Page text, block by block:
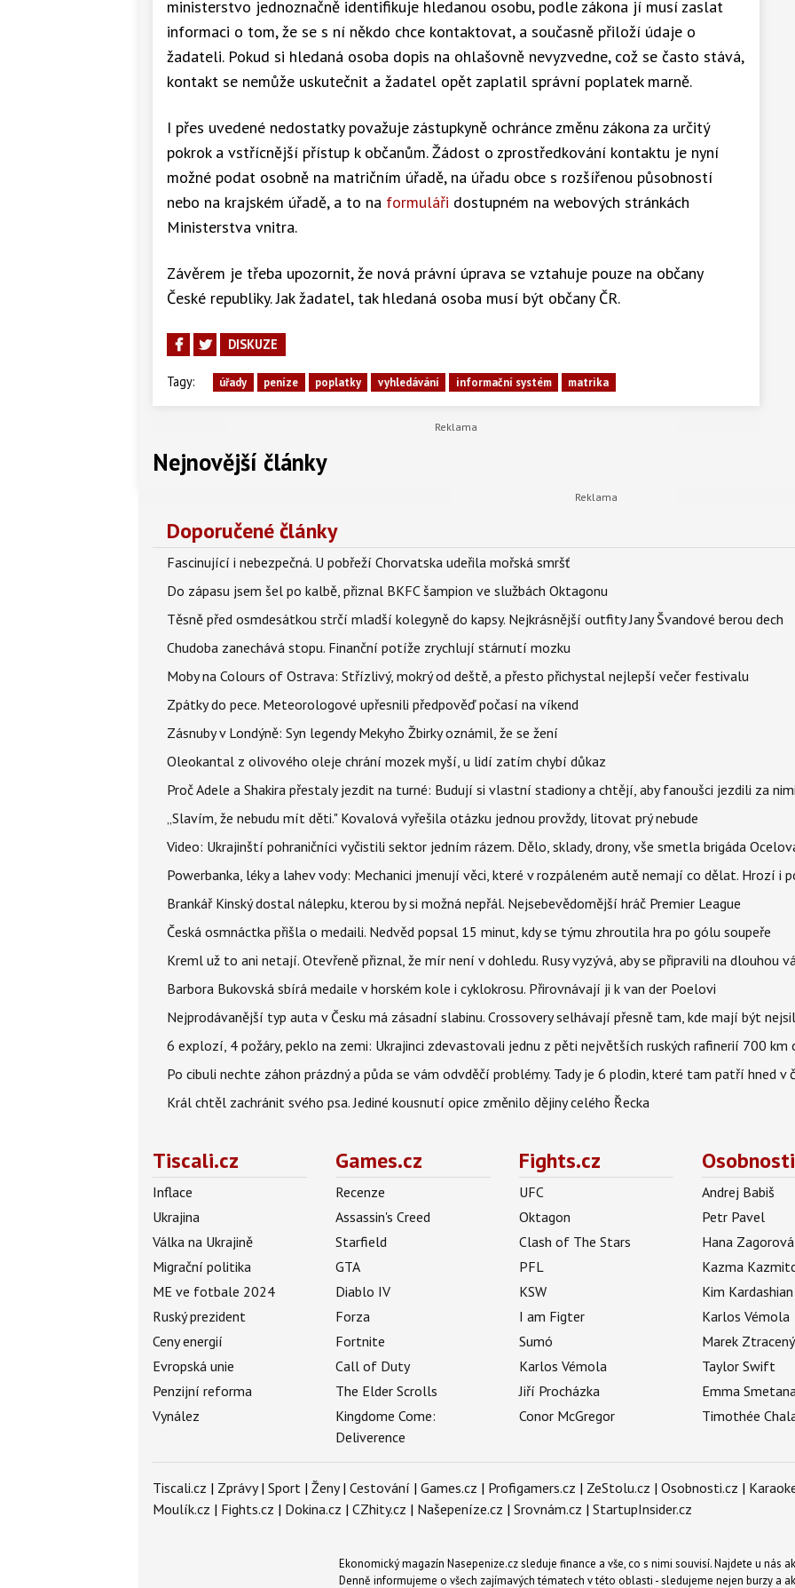
ministerstvo jednoznačně identifikuje hledanou osobu, podle zákona jí musí zaslat
informaci o tom, že se s ní někdo chce kontaktovat, a současně přiloží údaje o
žadateli. Pokud si hledaná osoba dopis na ohlašovně nevyzvedne, což se často stává,
kontakt se nemůže uskutečnit a žadatel opět zaplatil správní poplatek marně.
I přes uvedené nedostatky považuje zástupkyně ochránce změnu zákona za určitý
pokrok a vstřícnější přístup k občanům. Žádost o zprostředkování kontaktu je nyní
možné podat osobně na matričním úřadě, na úřadu obce s rozšířenou působností
nebo na krajském úřadě, a to na formuláři dostupném na webových stránkách
Ministerstva vnitra.
Závěrem je třeba upozornit, že nová právní úprava se vztahuje pouze na občany
České republiky. Jak žadatel, tak hledaná osoba musí být občany ČR.
DISKUZE
Tagy: úřady peníze poplatky vyhledávání informační systém matrika
Nejnovější články
Doporučené články
Fascinující i nebezpečná. U pobřeží Chorvatska udeřila mořská smršť
Do zápasu jsem šel po kalbě, přiznal BKFC šampion ve službách Oktagonu
Těsně před osmdesátkou strčí mladší kolegyně do kapsy. Nejkrásnější outfity Jany Švandové berou dech
Chudoba zanechává stopu. Finanční potíže zrychlují stárnutí mozku
Moby na Colours of Ostrava: Střízlivý, mokrý od deště, a přesto přichystal nejlepší večer festivalu
Zpátky do pece. Meteorologové upřesnili předpověď počasí na víkend
Zásnuby v Londýně: Syn legendy Mekyho Žbirky oznámil, že se žení
Oleokantal z olivového oleje chrání mozek myší, u lidí zatím chybí důkaz
Proč Adele a Shakira přestaly jezdit na turné: Budují si vlastní stadiony a chtějí, aby fanoušci jezdili za
„Slavím, že nebudu mít děti." Kovalová vyřešila otázku jednou provždy, litovat prý nebude
Video: Ukrajinští pohraničníci vyčistili sektor jedním rázem. Dělo, sklady, drony, vše smetla brigáda
Powerbanka, léky a lahev vody: Mechanici jmenují věci, které v rozpáleném autě nemají co dělat. Hrozí i
Brankář Kinský dostal nálepku, kterou by si možná nepřál. Nejsebevědomější hráč Premier League
Česká osmnáctka přišla o medaili. Nedvěd popsal 15 minut, kdy se týmu zhroutila hra po gólu soupeře
Kreml už to ani netají. Otevřeně přiznal, že mír není v dohledu. Rusy vyzývá, aby se připravili na dlouhou
Barbora Bukovská sbírá medaile v horském kole i cyklokrosu. Přirovnávají ji k van der Poelovi
Nejprodávanější typ auta v Česku má zásadní slabinu. Crossovery selhávají přesně tam, kde mají být
6 explozí, 4 požáry, peklo na zemi: Ukrajinci zdevastovali jednu z pěti největších ruských rafinerií 700 km
Po cibuli nechte záhon prázdný a půda se vám odvděčí problémy. Tady je 6 plodin, které tam patří hned v
Král chtěl zachránit svého psa. Jediné kousnutí opice změnilo dějiny celého Řecka
Tiscali.cz
Inflace
Ukrajina
Válka na Ukrajině
Migrační politika
ME ve fotbale 2024
Ruský prezident
Ceny energií
Evropská unie
Penzijní reforma
Vynález
Games.cz
Recenze
Assassin's Creed
Starfield
GTA
Diablo IV
Forza
Fortnite
Call of Duty
The Elder Scrolls
Kingdome Come:
Deliverence
Fights.cz
UFC
Oktagon
Clash of The Stars
PFL
KSW
I am Figter
Sumó
Karlos Vémola
Jiří Procházka
Conor McGregor
Andrej Babiš
Petr Pavel
Hana Zagorová
Kazma
Kim Kardashian
Karlos Vémola
Marek Ztracený
Taylor Swift
Emma
Timothée
Tiscali.cz | Zprávy| Sport | Ženy| Cestování | Games.cz | Profigamers.cz | ZeStolu.cz | Osobnosti.cz |
Moulík.cz | Fights.cz | Dokina.cz | CZhity.cz | Našepeníze.cz | Srovnám.cz | StartupInsider.cz
Ekonomický magazín Nasepenize.cz sleduje finance a vše, co s nimi souvisí. Najdete u nás
Denně informujeme o všech zajímavých tématech v této oblasti - sledujeme nejen burzy a